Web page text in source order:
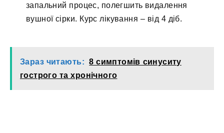
запальний процес, полегшить видалення
вушної сірки. Курс лікування – від 4 діб.
Зараз читають: 8 симптомів синуситу
гострого та хронічного